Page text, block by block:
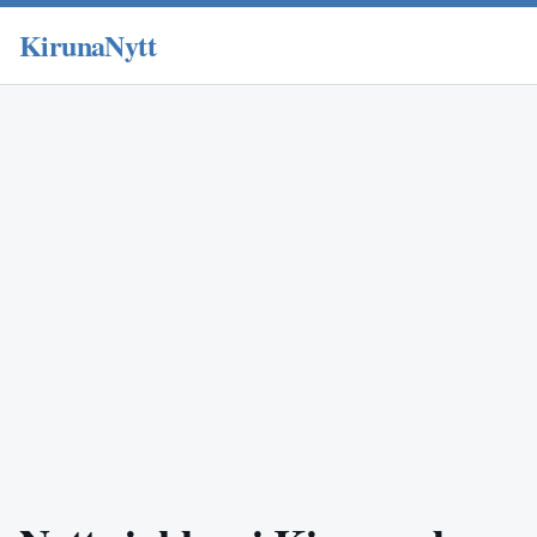
KirunaNytt